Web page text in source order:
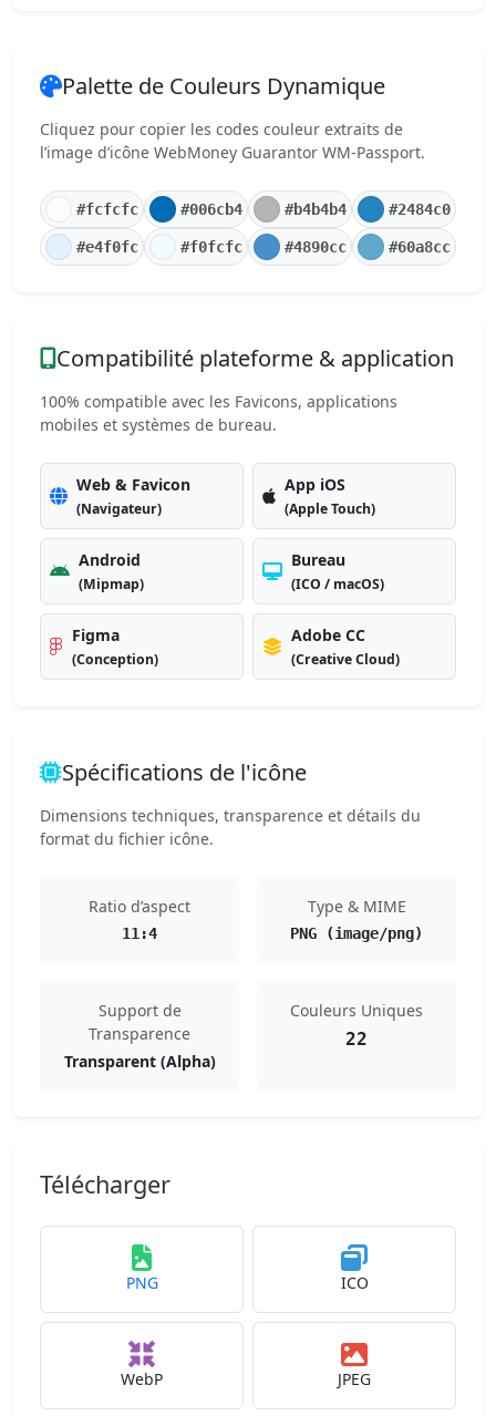
Palette de Couleurs Dynamique
Cliquez pour copier les codes couleur extraits de
l’image d’icône WebMoney Guarantor WM-Passport.
#fcfcfc #006cb4 #b4b4b4 #2484c0
#e4f0fc #f0fcfc #4890cc #60a8cc
Compatibilité plateforme & application
100% compatible avec les Favicons, applications
mobiles et systèmes de bureau.
Web & Favicon
(Navigateur)
App iOS
(Apple Touch)
Android
(Mipmap)
Bureau
(ICO / macOS)
Figma
(Conception)
Adobe CC
(Creative Cloud)
Spécifications de l'icône
Dimensions techniques, transparence et détails du
format du fichier icône.
Ratio d’aspect
11:4
Type & MIME
PNG (image/png)
Support de
Transparence
Transparent (Alpha)
Couleurs Uniques
22
Télécharger
PNG ICO
WebP JPEG